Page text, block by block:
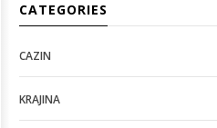
CATEGORIES
CAZIN
KRAJINA